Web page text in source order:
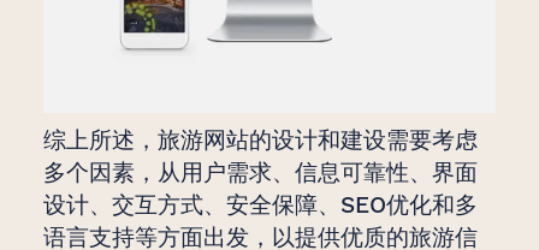
综上所述，旅游网站的设计和建设需要考虑
多个因素，从用户需求、信息可靠性、界面
设计、交互方式、安全保障、SEO优化和多
语言支持等方面出发，以提供优质的旅游信